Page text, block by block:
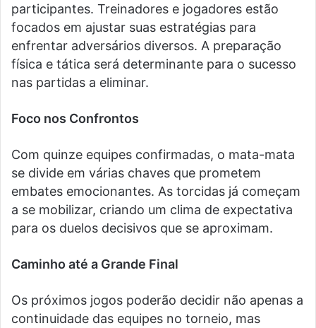
participantes. Treinadores e jogadores estão
focados em ajustar suas estratégias para
enfrentar adversários diversos. A preparação
física e tática será determinante para o sucesso
nas partidas a eliminar.
Foco nos Confrontos
Com quinze equipes confirmadas, o mata-mata
se divide em várias chaves que prometem
embates emocionantes. As torcidas já começam
a se mobilizar, criando um clima de expectativa
para os duelos decisivos que se aproximam.
Caminho até a Grande Final
Os próximos jogos poderão decidir não apenas a
continuidade das equipes no torneio, mas